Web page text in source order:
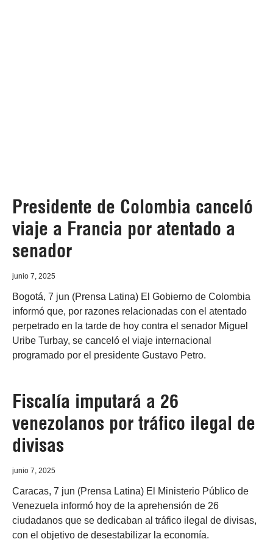
Presidente de Colombia canceló
viaje a Francia por atentado a
senador
junio 7, 2025
Bogotá, 7 jun (Prensa Latina) El Gobierno de Colombia
informó que, por razones relacionadas con el atentado
perpetrado en la tarde de hoy contra el senador Miguel
Uribe Turbay, se canceló el viaje internacional
programado por el presidente Gustavo Petro.
Fiscalía imputará a 26
venezolanos por tráfico ilegal de
divisas
junio 7, 2025
Caracas, 7 jun (Prensa Latina) El Ministerio Público de
Venezuela informó hoy de la aprehensión de 26
ciudadanos que se dedicaban al tráfico ilegal de divisas,
con el objetivo de desestabilizar la economía.